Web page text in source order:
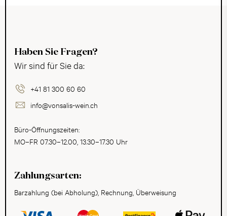
Haben Sie Fragen?
Wir sind für Sie da:
+41 81 300 60 60
info@vonsalis-wein.ch
Büro-Öffnungszeiten:
MO–FR 07.30–12.00, 13.30–17.30 Uhr
Zahlungsarten:
Barzahlung (bei Abholung), Rechnung, Überweisung